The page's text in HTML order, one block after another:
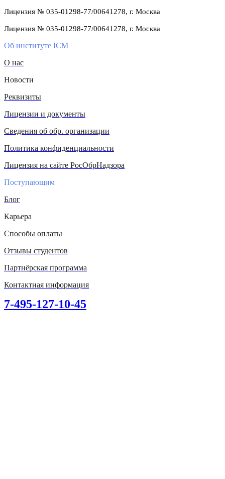
Лицензия № 035-01298-77/00641278, г. Москва
Лицензия № 035-01298-77/00641278, г. Москва
Об институте ICM
О нас
Новости
Реквизиты
Лицензии и документы
Сведения об обр. организации
Политика конфиденциальности
Лицензия на сайте РосОбрНадзора
Поступающим
Блог
Карьера
Способы оплаты
Отзывы студентов
Партнёрская программа
Контактная информация
7-495-127-10-45